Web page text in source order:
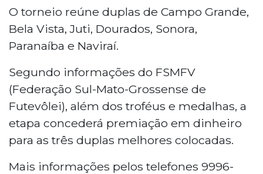
O torneio reúne duplas de Campo Grande,
Bela Vista, Juti, Dourados, Sonora,
Paranaíba e Naviraí.
Segundo informações do FSMFV
(Federação Sul-Mato-Grossense de
Futevôlei), além dos troféus e medalhas, a
etapa concederá premiação em dinheiro
para as três duplas melhores colocadas.
Mais informações pelos telefones 9996-